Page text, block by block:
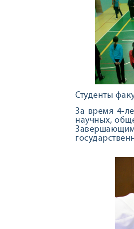
Студенты
За время 4-
научных,